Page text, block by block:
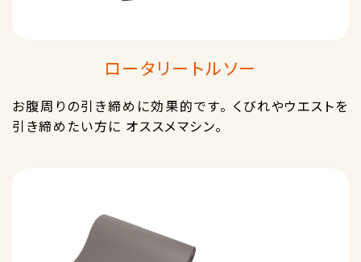
ロータリートルソー
お腹周りの引き締めに効果的です。 くびれやウエストを
引き締めたい方に オススメマシン。